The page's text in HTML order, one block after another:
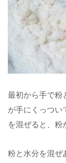
最初から手で粉
が手にくっつい
を混ぜると、粉
粉と水分を混ぜ